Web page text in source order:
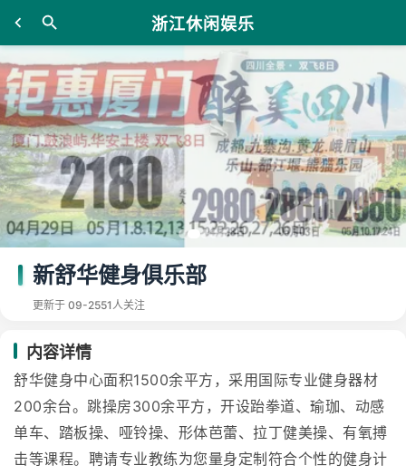
浙江休闲娱乐
新舒华健身俱乐部
更新于 09-2551人关注
内容详情
舒华健身中心面积1500余平方，采用国际专业健身器材
200余台。跳操房300余平方，开设跆拳道、瑜珈、动感
单车、踏板操、哑铃操、形体芭蕾、拉丁健美操、有氧搏
击等课程。聘请专业教练为您量身定制符合个性的健身计